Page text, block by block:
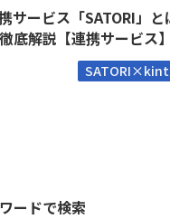
ービス「SATORI」と
底解説【連携サービス】
ードで検索